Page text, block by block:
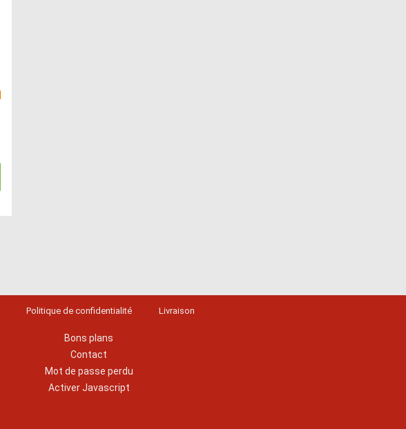
Politique de confidentialité Livraison
Bons plans
Contact
Mot de passe perdu
Activer Javascript